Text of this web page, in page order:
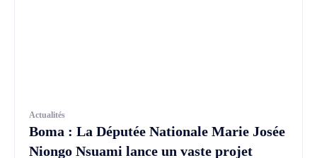
Actualités
Boma : La Députée Nationale Marie Josée
Niongo Nsuami lance un vaste projet